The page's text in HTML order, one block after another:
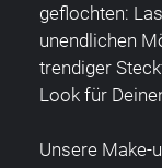
geflochten:
unendlichen
trendiger
Look für
Unsere Make-